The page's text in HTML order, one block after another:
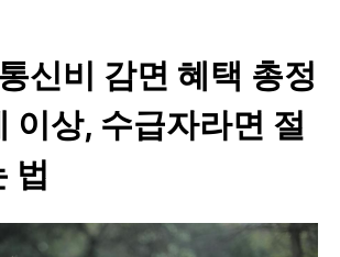
신비 감면 혜택 총정
이상, 수급자라면 절
법